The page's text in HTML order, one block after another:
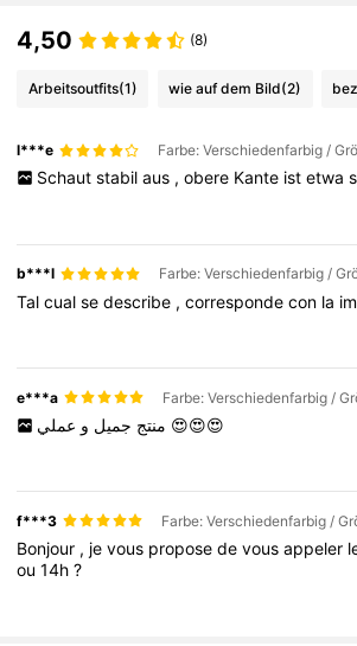
4,50 (8)
Arbeitsoutfits(1) wie auf dem Bild(2)
l***e
Schaut stabil aus , obere Kante ist etwa
b***l
Talcualsedescribe ,correspondecon la
e***a
منتج جميل و 😍😍😍
f***3
Bonjour , jevous proposedevousappeler
ou14h?